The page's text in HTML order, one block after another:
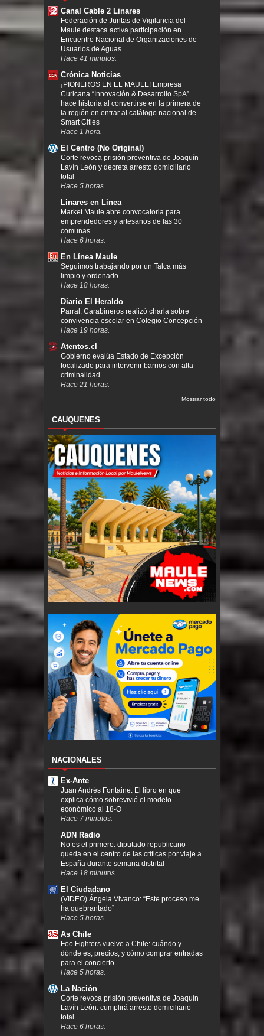
Canal Cable 2 Linares
Federación de Juntas de Vigilancia del
Maule destaca activa participación en
Encuentro Nacional de Organizaciones de
Usuarios de Aguas
Hace 41 minutos.
Crónica Noticias
¡PIONEROS EN EL MAULE! Empresa
Curicana “Innovación & Desarrollo SpA”
hace historia al convertirse en la primera de
la región en entrar al catálogo nacional de
Smart Cities
Hace 1 hora.
El Centro (No Original)
Corte revoca prisión preventiva de Joaquín
Lavín León y decreta arresto domiciliario
total
Hace 5 horas.
Linares en Linea
Market Maule abre convocatoria para
emprendedores y artesanos de las 30
comunas
Hace 6 horas.
En Línea Maule
Seguimos trabajando por un Talca más
limpio y ordenado
Hace 18 horas.
Diario El Heraldo
Parral: Carabineros realizó charla sobre
convivencia escolar en Colegio Concepción
Hace 19 horas.
Atentos.cl
Gobierno evalúa Estado de Excepción
focalizado para intervenir barrios con alta
criminalidad
Hace 21 horas.
Mostrar todo
CAUQUENES
NACIONALES
Ex-Ante
Juan Andrés Fontaine: El libro en que
explica cómo sobrevivió el modelo
económico al 18-O
Hace 7 minutos.
ADN Radio
No es el primero: diputado republicano
queda en el centro de las críticas por viaje a
España durante semana distrital
Hace 18 minutos.
El Ciudadano
(VIDEO) Ángela Vivanco: “Este proceso me
ha quebrantado”
Hace 5 horas.
As Chile
Foo Fighters vuelve a Chile: cuándo y
dónde es, precios, y cómo comprar entradas
para el concierto
Hace 5 horas.
La Nación
Corte revoca prisión preventiva de Joaquín
Lavín León: cumplirá arresto domiciliario
total
Hace 6 horas.